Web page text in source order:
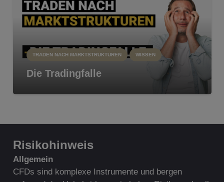
TRADEN NACH MARKTSTRUKTUREN WISSEN
Die Tradingfalle
Risikohinweis
Allgemein
CFDs sind komplexe Instrumente und bergen